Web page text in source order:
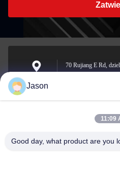
70 Rujiang E Rd,
Wiadomość
elektroniczna
Jason
11:09
Good day, what product are you